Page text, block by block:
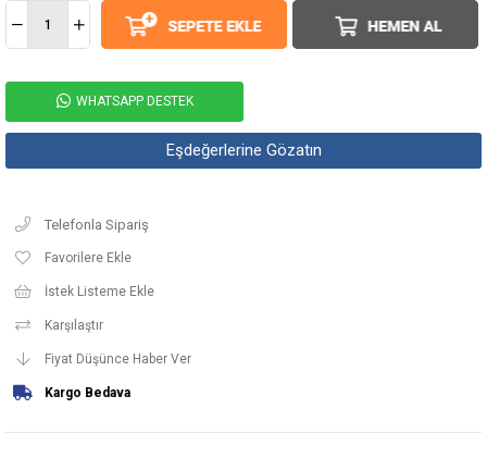
WHATSAPP DESTEK
Eşdeğerlerine Gözatın
Telefonla Sipariş
Favorilere Ekle
İstek Listeme Ekle
Karşılaştır
Fiyat Düşünce Haber Ver
Kargo Bedava